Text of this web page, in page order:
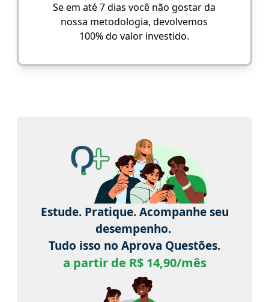
Se em até 7 dias você não gostar da
nossa metodologia, devolvemos
100% do valor investido.
Estude. Pratique. Acompanhe seu
desempenho.
Tudo isso no Aprova Questões.
a partir de R$ 14,90/mês